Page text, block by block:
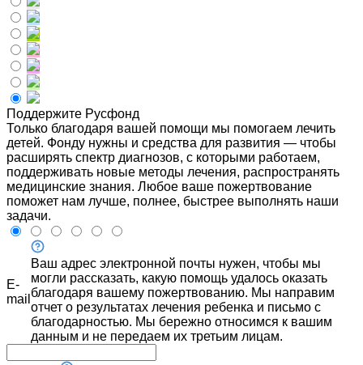
Поддержите Русфонд
Только благодаря вашей помощи мы помогаем лечить
детей. Фонду нужны и средства для развития — чтобы
расширять спектр диагнозов, с которыми работаем,
поддерживать новые методы лечения, распространять
медицинские знания. Любое ваше пожертвование
поможет нам лучше, полнее, быстрее выполнять наши
задачи.
E-
mail
Ваш адрес электронной почты нужен, чтобы мы
могли рассказать, какую помощь удалось оказать
благодаря вашему пожертвованию. Мы направим
отчет о результатах лечения ребенка и письмо с
благодарностью. Мы бережно относимся к вашим
данным и не передаем их третьим лицам.